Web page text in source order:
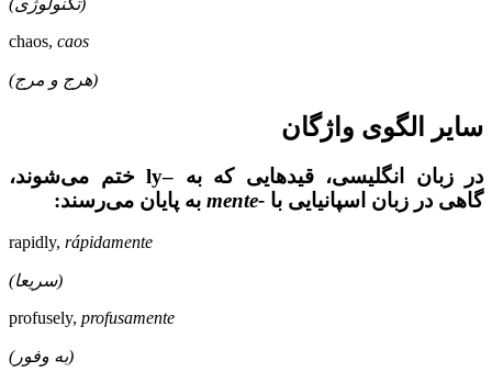
chaos, caos
(هرج و مرج)
سایر الگوی واژگان
در زبان انگلیسی، قیدهایی که به –ly ختم می‌شوند،
گاهی در زبان اسپانیایی با -mente به پایان می‌رسند:
rapidly, rápidamente
(سریعا)
profusely, profusamente
(به وفور)‌